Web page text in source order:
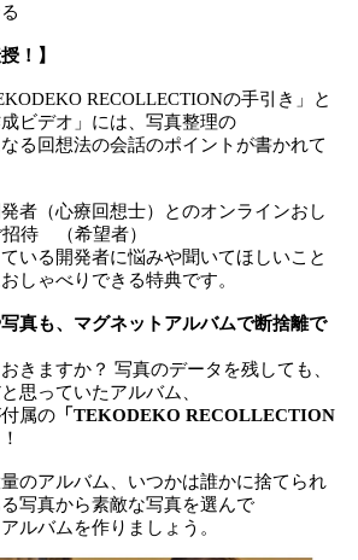
！】
RECOLLECTIONの手引き」と
成ビデオ」には、写真整理の
る回想法の会話のポイントが書かれて
者（心療回想士）とのオンラインおし
待 （希望者）
いる開発者に悩みや聞いてほしいこと
しゃべりできる特典です。
写真も、マグネットアルバムで断捨離で
きますか？ 写真のデータを残しても、
思っていたアルバム、
属の 「TEKODEKO RECOLLECTION
のアルバム、いつかは誰かに捨てられ
写真から素敵な写真を選んで
ルバムを作りましょう。